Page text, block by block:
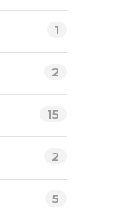
1
2
15
2
5